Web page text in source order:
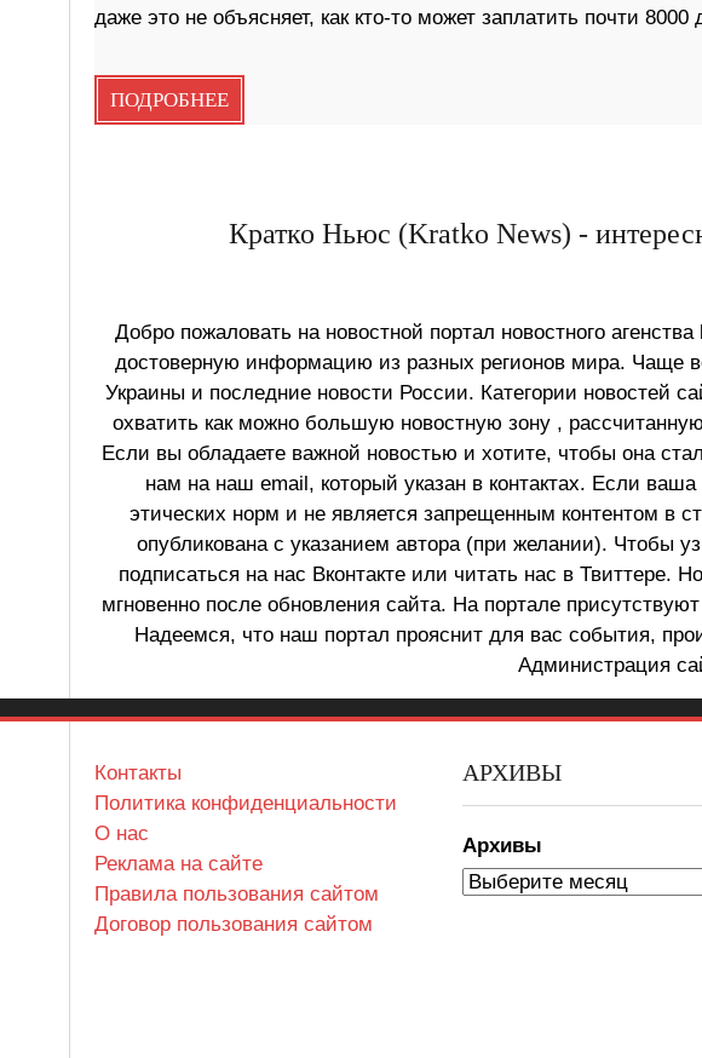
даже это не объясняет, как кто-то может заплатить почти
ПОДРОБНЕЕ
Кратко Ньюс (Kratko News) -
Добро пожаловать на новостной портал новостного
достоверную информацию из разных регионов мира. Чаще
Украины и последние новости России. Категории новостей
охватить как можно большую новостную зону ,
Если вы обладаете важной новостью и хотите, чтобы она
нам на наш email, который указан в контактах. Если
этических норм и не является запрещенным контентом в
опубликована с указанием автора (при желании). Чтобы
подписаться на нас Вконтакте или читать нас в Твиттере.
мгновенно после обновления сайта. На портале
Надеемся, что наш портал прояснит для вас события,
Администрация
Контакты
Политика конфиденциальности
О нас
Реклама на сайте
Правила пользования сайтом
Договор пользования сайтом
АРХИВЫ
Архивы